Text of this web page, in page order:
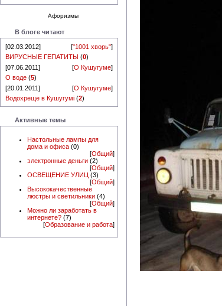
Афоризмы
В блоге читают
[02.03.2012] ["1001 хворь"]
ВИРУСНЫЕ ГЕПАТИТЫ (0)
[07.06.2011]
[О Кушугуме]
О воде (5)
[20.01.2011]
[О Кушугуме]
Водохреще в Кушугумі (2)
Активные темы
Настольные лампы для
дома и офиса (0)
[Общий]
электронные деньги (2)
[Общий]
ОСВЕЩЕНИЕ УЛИЦ (3)
[Общий]
Высококачественные
люстры и светильники (4)
[Общий]
Можно ли заработать в
интернете? (7)
[Образование и работа]